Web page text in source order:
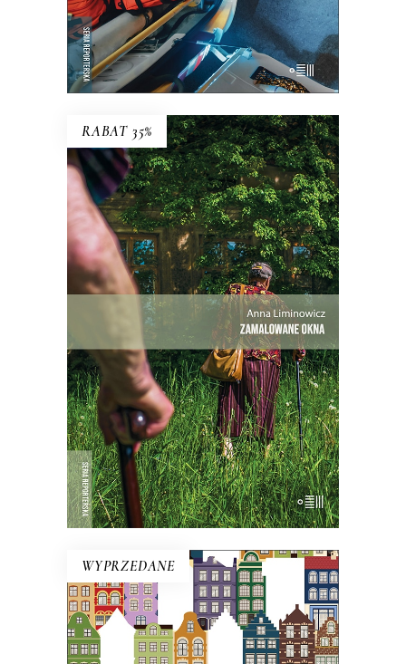
E-BOOK DO KOSZYKA
RABAT 35%
ZAMALOWANE OKNA
Mieli tu swoją małą wspólnotę – i dużą
nieufność wobec siebie.Premiera 25
maja
42.00zł 27.30zł
KSIĄŻKA DO KOSZYKA
WYPRZEDANE